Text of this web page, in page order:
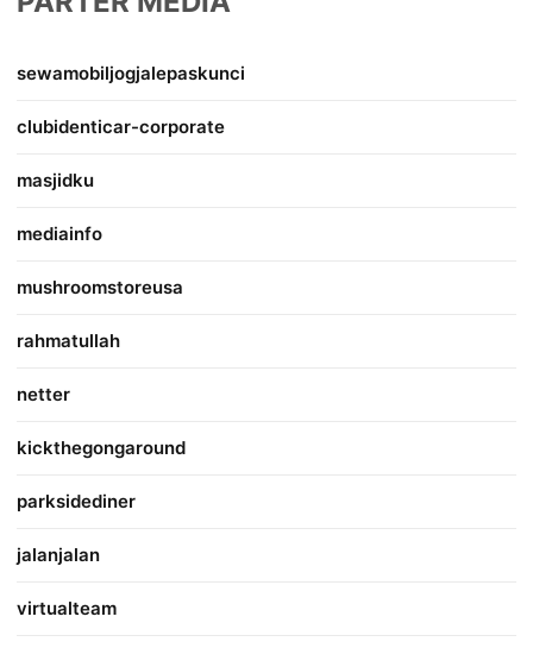
sewamobiljogjalepaskunci
clubidenticar-corporate
masjidku
mediainfo
mushroomstoreusa
rahmatullah
netter
kickthegongaround
parksidediner
jalanjalan
virtualteam